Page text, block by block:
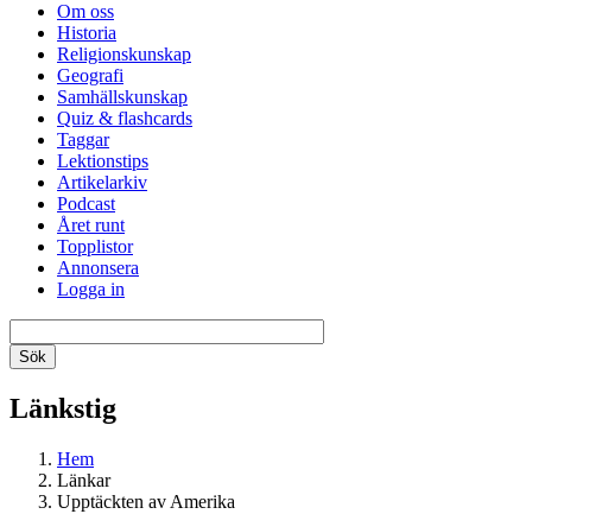
Om oss
Historia
Religionskunskap
Geografi
Samhällskunskap
Quiz & flashcards
Taggar
Lektionstips
Artikelarkiv
Podcast
Året runt
Topplistor
Annonsera
Logga in
Länkstig
Hem
Länkar
Upptäckten av Amerika